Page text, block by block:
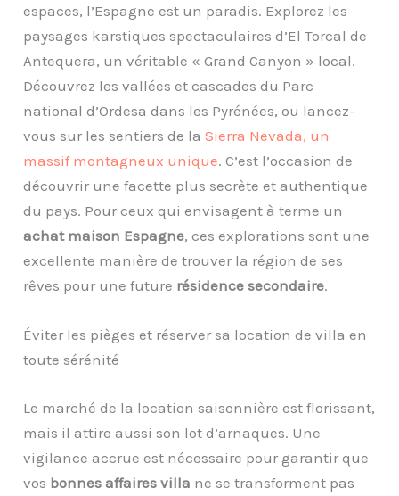
espaces, l’Espagne est un paradis. Explorez les
paysages karstiques spectaculaires d’El Torcal de
Antequera, un véritable « Grand Canyon » local.
Découvrez les vallées et cascades du Parc
national d’Ordesa dans les Pyrénées, ou lancez-
vous sur les sentiers de laSierra Nevada, un
massif montagneux unique. C’est l’occasion de
découvrir une facette plus secrète et authentique
du pays. Pour ceux qui envisagent à terme un
achat maison Espagne, ces explorations sont une
excellente manière de trouver la région de ses
rêves pour une future résidence secondaire.
Éviter les pièges et réserver sa location de villa en
toute sérénité
Le marché de la location saisonnière est florissant,
mais il attire aussi son lot d’arnaques. Une
vigilance accrue est nécessaire pour garantir que
vos bonnes affaires villa ne se transforment pas